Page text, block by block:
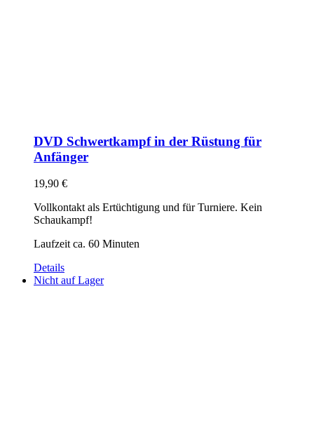
DVD Schwertkampf in der Rüstung für
Anfänger
19,90 €
Vollkontakt als Ertüchtigung und für Turniere. Kein
Schaukampf!
Laufzeit ca. 60 Minuten
Details
Nicht auf Lager